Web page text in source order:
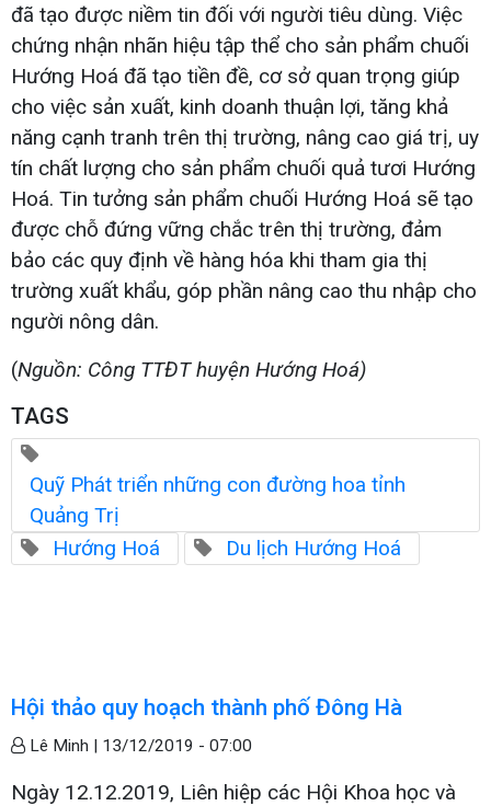
đã tạo được niềm tin đối với người tiêu dùng. Việc
chứng nhận nhãn hiệu tập thể cho sản phẩm chuối
Hướng Hoá đã tạo tiền đề, cơ sở quan trọng giúp
cho việc sản xuất, kinh doanh thuận lợi, tăng khả
năng cạnh tranh trên thị trường, nâng cao giá trị, uy
tín chất lượng cho sản phẩm chuối quả tươi Hướng
Hoá. Tin tưởng sản phẩm chuối Hướng Hoá sẽ tạo
được chỗ đứng vững chắc trên thị trường, đảm
bảo các quy định về hàng hóa khi tham gia thị
trường xuất khẩu, góp phần nâng cao thu nhập cho
người nông dân.
(Nguồn: Công TTĐT huyện Hướng Hoá)
TAGS
Quỹ Phát triển những con đường hoa tỉnh
Quảng Trị
Hướng Hoá
Du lịch Hướng Hoá
Hội thảo quy hoạch thành phố Đông Hà
Lê Minh | 13/12/2019 - 07:00
Ngày 12.12.2019, Liên hiệp các Hội Khoa học và